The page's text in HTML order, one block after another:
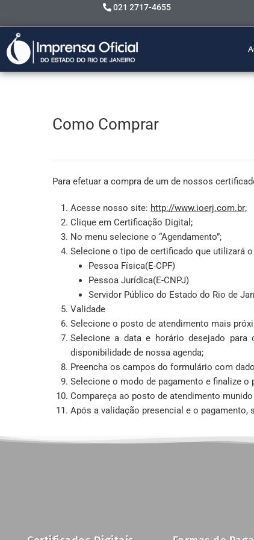
021 2717-4655
Como Comprar
Para efetuar a compra de um de nossos
Acesse nosso site: http://www.ioerj.com.br;
Clique em Certificação Digital;
No menu selecione o “Agendamento”;
Selecione o tipo de certificado que utilizará
Pessoa Física(E-CPF)
Pessoa Jurídica(E-CNPJ)
Servidor Público do Estado do Rio de
Validade
Selecione o posto de atendimento mais
Selecione a data e horário desejado
disponibilidade de nossa agenda;
Preencha os campos do formulário com
Selecione o modo de pagamento e finalize o
Compareça ao posto de atendimento
Após a validação presencial e o